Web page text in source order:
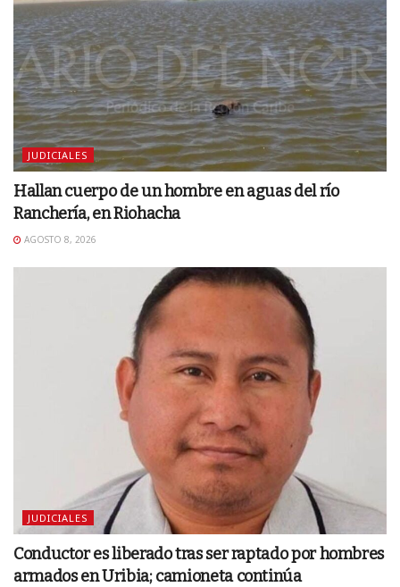
JUDICIALES
Hallan cuerpo de un hombre en aguas del río
Ranchería, en Riohacha
AGOSTO 8, 2026
JUDICIALES
Conductor es liberado tras ser raptado por hombres
armados en Uribia; camioneta continúa